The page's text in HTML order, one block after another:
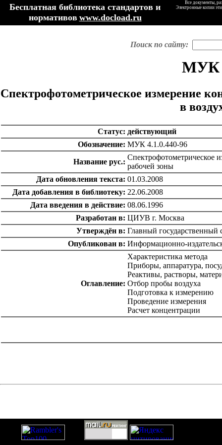
Бесплатная библиотека стандартов и
нормативов www.docload.ru
Все документы,
Электронные копии
Поиск по сайту:
МУК
Спектрофотометрическое измерение
в
Статус: действующий
Обозначение: МУК 4.1.0.440-96
Название рус.:
Спектрофотометрическое
рабочей зоны
Дата обновления текста: 01.03.2008
Дата добавления в библиотеку: 22.06.2008
Дата введения в действие: 08.06.1996
Разработан в: ЦИУВ г. Москва
Утверждён в: Главный
Опубликован в: Информационно-
Оглавление:
Характеристика метода
Приборы, аппаратура,
Реактивы, растворы,
Отбор пробы воздуха
Подготовка к измерению
Проведение измерения
Расчет концентрации